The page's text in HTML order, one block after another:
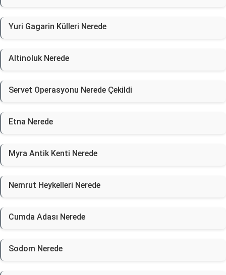
Yuri Gagarin Külleri Nerede
Altinoluk Nerede
Servet Operasyonu Nerede Çekildi
Etna Nerede
Myra Antik Kenti Nerede
Nemrut Heykelleri Nerede
Cumda Adası Nerede
Sodom Nerede